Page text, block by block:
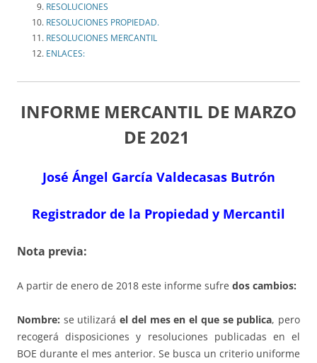
RESOLUCIONES
RESOLUCIONES PROPIEDAD.
RESOLUCIONES MERCANTIL
ENLACES:
INFORME MERCANTIL DE MARZO
DE 2021
José Ángel García Valdecasas Butrón
Registrador de la Propiedad y Mercantil
Nota previa:
A partir de enero de 2018 este informe sufre dos cambios:
Nombre: se utilizaráel del mes en el que se publica, pero
recogerá disposiciones y resoluciones publicadas en el
BOE durante el mes anterior. Se busca un criterio uniforme